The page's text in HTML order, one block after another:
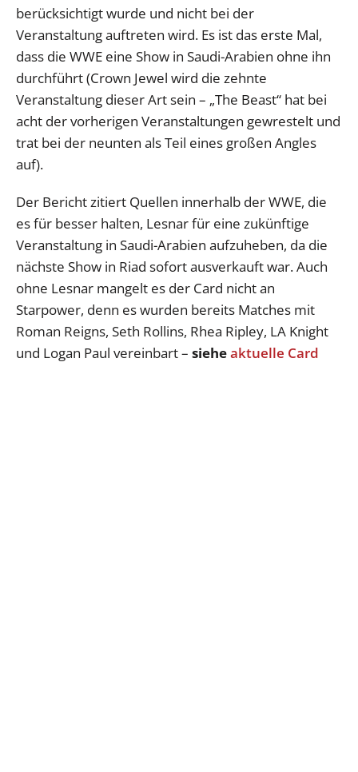
berücksichtigt wurde und nicht bei der
Veranstaltung auftreten wird. Es ist das erste Mal,
dass die WWE eine Show in Saudi-Arabien ohne ihn
durchführt (Crown Jewel wird die zehnte
Veranstaltung dieser Art sein – „The Beast“ hat bei
acht der vorherigen Veranstaltungen gewrestelt und
trat bei der neunten als Teil eines großen Angles
auf).
Der Bericht zitiert Quellen innerhalb der WWE, die
es für besser halten, Lesnar für eine zukünftige
Veranstaltung in Saudi-Arabien aufzuheben, da die
nächste Show in Riad sofort ausverkauft war. Auch
ohne Lesnar mangelt es der Card nicht an
Starpower, denn es wurden bereits Matches mit
Roman Reigns, Seth Rollins, Rhea Ripley, LA Knight
und Logan Paul vereinbart – sieheaktuelle Card